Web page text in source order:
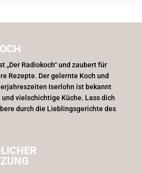
„Der Radiokoch“ und zaubert für
Rezepte. Der gelernte Koch und
Iserlohn ist bekannt
vielschichtige Küche. Lass dich
durch die Lieblingsgerichte des